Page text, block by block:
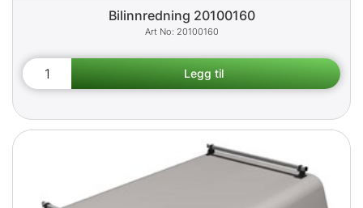
Bilinnredning 20100160
20100160